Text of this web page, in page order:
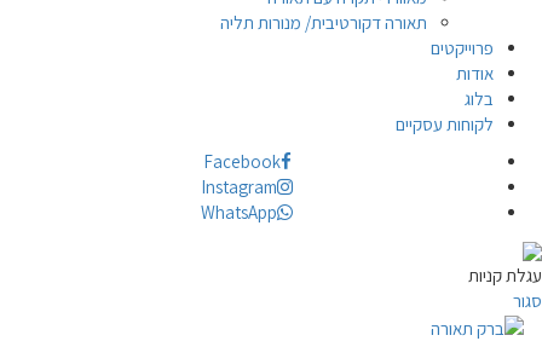
תאורה דקורטיבית/ מנורות תליה
פרוייקטים
אודות
בלוג
לקוחות עסקיים
Facebook
Instagram
WhatsApp
עגלת קניות
סגור